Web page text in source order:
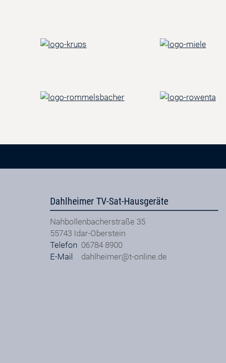
Dahlheimer TV-Sat-Hausgeräte
Nahbollenbacherstraße 35
55743 Idar-Oberstein
Telefon 06784 8900
E-Mail
dahlheimer@t-online.de